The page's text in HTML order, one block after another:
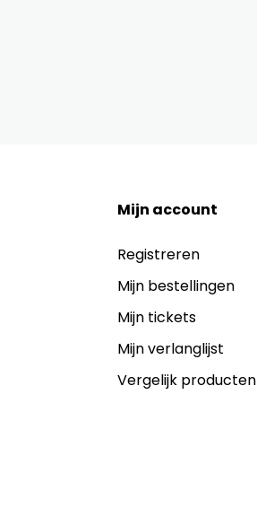
Mijn account
Registreren
Mijn bestellingen
Mijn tickets
Mijn verlanglijst
Vergelijk producten